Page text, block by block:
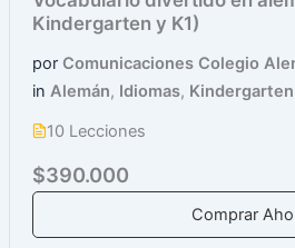
Kindergarten y K1)
por Comunicaciones Colegio
in Alemán, Idiomas, Kindergarten
10 Lecciones
$390.000
Comprar